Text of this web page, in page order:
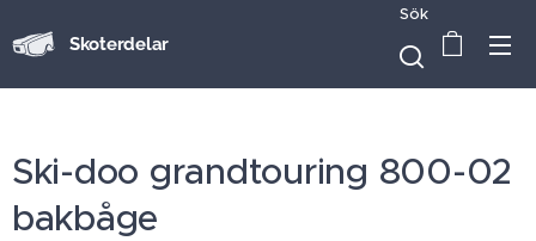
Skoterdelar
Sök
Ski-doo grandtouring 800-02
bakbåge